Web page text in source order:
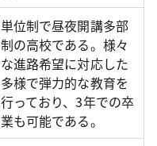
単位制で昼夜開講多部
制の高校である。様々
な進路希望に対応した
多様で弾力的な教育を
行っており、3年での卒
業も可能である。